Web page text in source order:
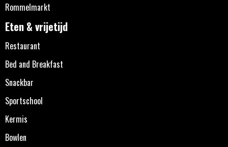
Rommelmarkt
Eten & vrijetijd
Restaurant
Bed and Breakfast
Snackbar
Sportschool
Kermis
Bowlen